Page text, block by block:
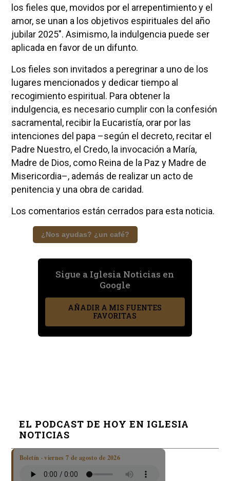
los fieles que, movidos por el arrepentimiento y el
amor, se unan a los objetivos espirituales del año
jubilar 2025". Asimismo, la indulgencia puede ser
aplicada en favor de un difunto.
Los fieles son invitados a peregrinar a uno de los
lugares mencionados y dedicar tiempo al
recogimiento espiritual. Para obtener la
indulgencia, es necesario cumplir con la confesión
sacramental, recibir la Eucaristía, orar por las
intenciones del papa –según el decreto, recitar el
Padre Nuestro, el Credo, la invocación a María,
Madre de Dios, como Reina de la Paz y Madre de
Misericordia–, además de realizar un acto de
penitencia y una obra de caridad.
Los comentarios están cerrados para esta noticia.
¿Nos ayudas? ¿un café?
Sigue a Iglesia Noticias en
Google
AÑADIR A MIS FUENTES
FAVORITAS
EL PODCAST DE HOY EN IGLESIA
NOTICIAS
Boletín · viernes 7 de agosto de 2026